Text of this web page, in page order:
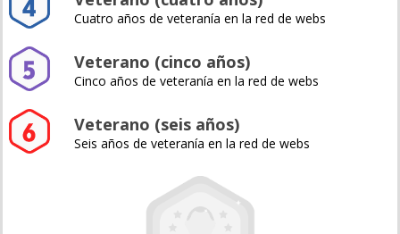
Cuatro años de veteranía en la red de webs
Veterano (cinco años)
Cinco años de veteranía en la red de webs
Veterano (seis años)
Seis años de veteranía en la red de webs